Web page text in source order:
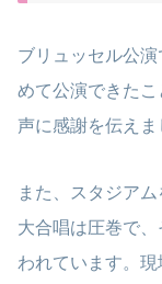
ブリュッセル公
めて公演できた
声に感謝を伝えま
また、スタジア
大合唱は圧巻で
われています。